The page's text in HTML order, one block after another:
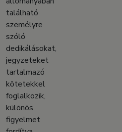
található
személyre
szóló
dedikálásokat,
jegyzeteket
tartalmazó
kötetekkel
foglalkozik,
különös
figyelmet